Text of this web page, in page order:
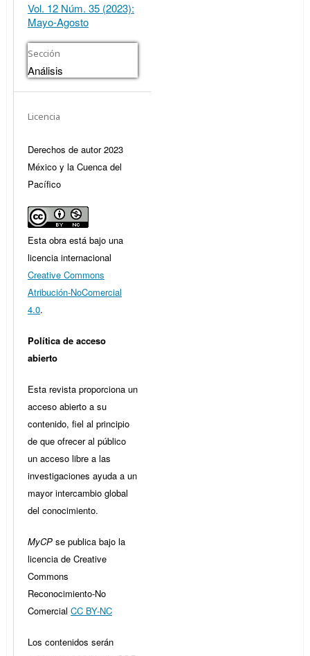
Vol. 12 Núm. 35 (2023):
Mayo-Agosto
Sección
Análisis
Licencia
Derechos de autor 2023
México y la Cuenca del
Pacífico
Esta obra está bajo una
licencia internacional
Creative Commons
Atribución-NoComercial
4.0.
Política de acceso
abierto
Esta revista proporciona un
acceso abierto a su
contenido, fiel al principio
de que ofrecer al público
un acceso libre a las
investigaciones ayuda a un
mayor intercambio global
del conocimiento.
MyCP se publica bajo la
licencia de Creative
Commons
Reconocimiento-No
Comercial CC BY-NC
Los contenidos serán